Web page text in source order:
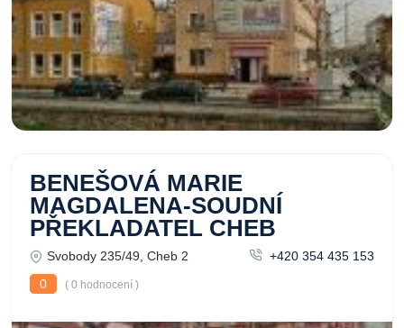
BENEŠOVÁ MARIE
MAGDALENA-SOUDNÍ
PŘEKLADATEL CHEB
Svobody 235/49, Cheb 2
+420 354 435 153
0
( 0 hodnocení )